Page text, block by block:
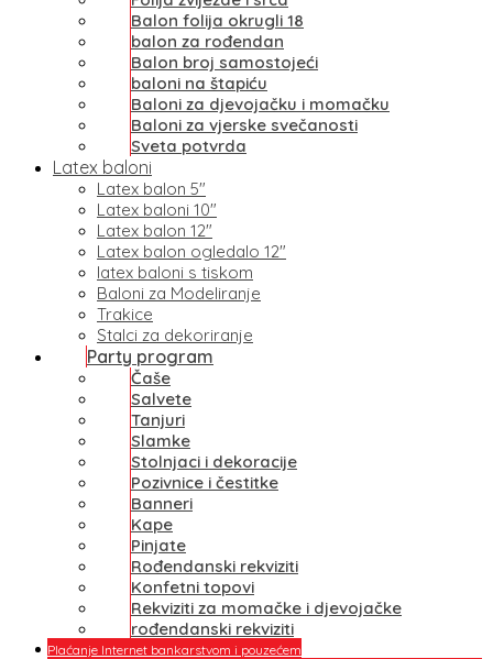
Balon folija okrugli 18
balon za rođendan
Balon broj samostojeći
baloni na štapiću
Baloni za djevojačku i momačku
Baloni za vjerske svečanosti
Sveta potvrda
Latex baloni
Latex balon 5″
Latex baloni 10″
Latex balon 12″
Latex balon ogledalo 12″
latex baloni s tiskom
Baloni za Modeliranje
Trakice
Stalci za dekoriranje
Party program
Čaše
Salvete
Tanjuri
Slamke
Stolnjaci i dekoracije
Pozivnice i čestitke
Banneri
Kape
Pinjate
Rođendanski rekviziti
Konfetni topovi
Rekviziti za momačke i djevojačke
rođendanski rekviziti
Plaćanje Internet bankarstvom i pouzećem